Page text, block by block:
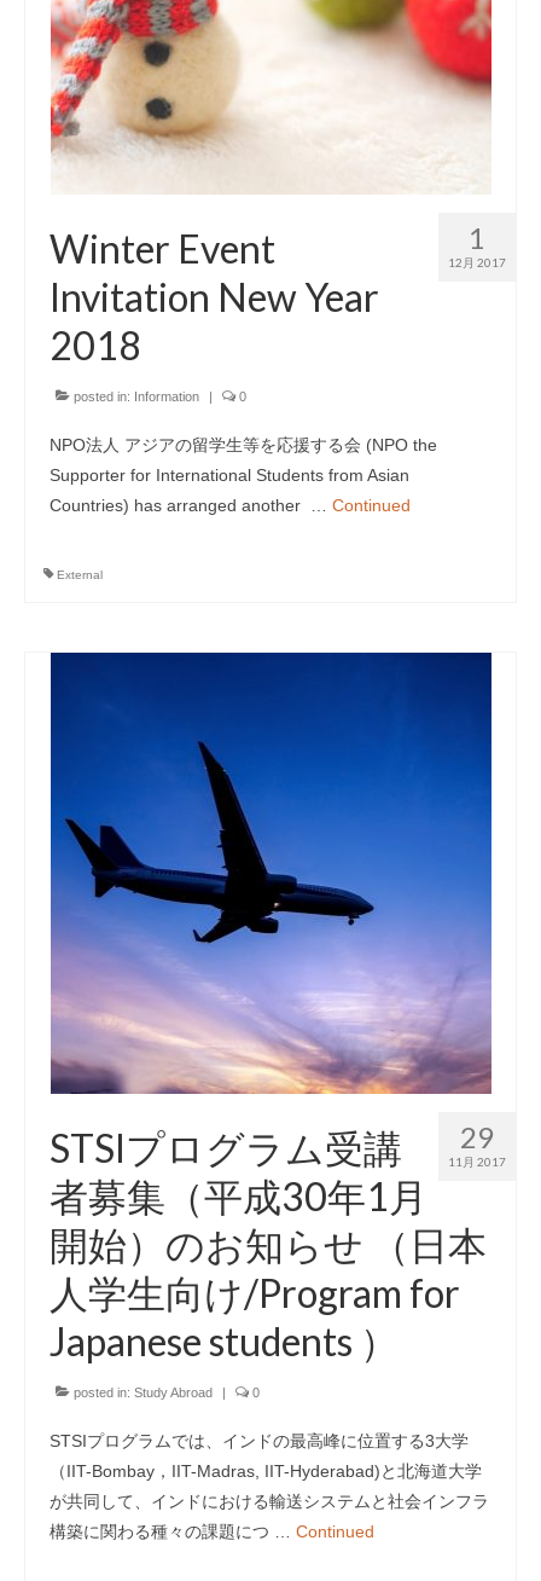
1
12月 2017
Winter Event
Invitation New Year
2018
posted in: Information | 0
NPO法人 アジアの留学生等を応援する会 (NPO the
Supporter for International Students from Asian
Countries) has arranged another … Continued
External
29
11月 2017
STSIプログラム受講
者募集（平成30年1月
開始）のお知らせ （日本
人学生向け/Program for
Japanese students ）
posted in: Study Abroad | 0
STSIプログラムでは、インドの最高峰に位置する3大学
（IIT-Bombay，IIT-Madras, IIT-Hyderabad)と北海道大学
が共同して、インドにおける輸送システムと社会インフラ
構築に関わる種々の課題につ … Continued